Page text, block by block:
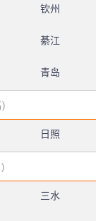
钦州
綦江
青岛
)
日照
三水